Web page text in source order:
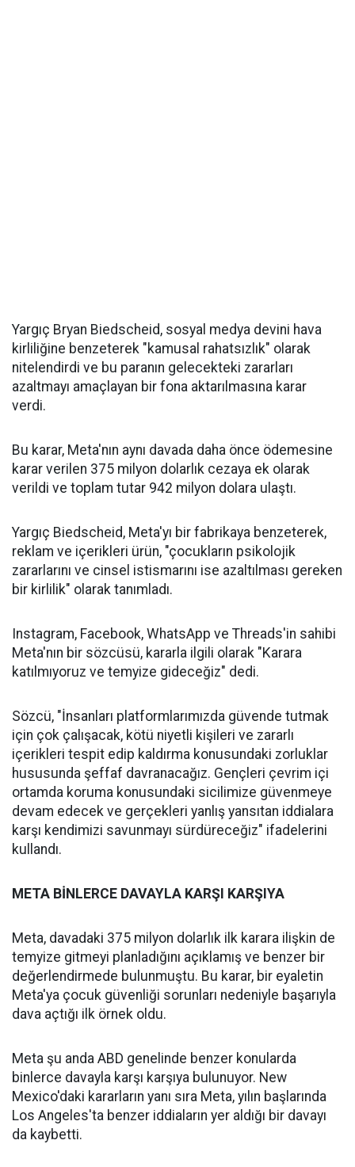
Yargıç Bryan Biedscheid, sosyal medya devini hava
kirliliğine benzeterek "kamusal rahatsızlık" olarak
nitelendirdi ve bu paranın gelecekteki zararları
azaltmayı amaçlayan bir fona aktarılmasına karar
verdi.
Bu karar, Meta'nın aynı davada daha önce ödemesine
karar verilen 375 milyon dolarlık cezaya ek olarak
verildi ve toplam tutar 942 milyon dolara ulaştı.
Yargıç Biedscheid, Meta'yı bir fabrikaya benzeterek,
reklam ve içerikleri ürün, "çocukların psikolojik
zararlarını ve cinsel istismarını ise azaltılması gereken
bir kirlilik" olarak tanımladı.
Instagram, Facebook, WhatsApp ve Threads'in sahibi
Meta'nın bir sözcüsü, kararla ilgili olarak "Karara
katılmıyoruz ve temyize gideceğiz" dedi.
Sözcü, "İnsanları platformlarımızda güvende tutmak
için çok çalışacak, kötü niyetli kişileri ve zararlı
içerikleri tespit edip kaldırma konusundaki zorluklar
hususunda şeffaf davranacağız. Gençleri çevrim içi
ortamda koruma konusundaki sicilimize güvenmeye
devam edecek ve gerçekleri yanlış yansıtan iddialara
karşı kendimizi savunmayı sürdüreceğiz" ifadelerini
kullandı.
META BİNLERCE DAVAYLA KARŞI KARŞIYA
Meta, davadaki 375 milyon dolarlık ilk karara ilişkin de
temyize gitmeyi planladığını açıklamış ve benzer bir
değerlendirmede bulunmuştu. Bu karar, bir eyaletin
Meta'ya çocuk güvenliği sorunları nedeniyle başarıyla
dava açtığı ilk örnek oldu.
Meta şu anda ABD genelinde benzer konularda
binlerce davayla karşı karşıya bulunuyor. New
Mexico'daki kararların yanı sıra Meta, yılın başlarında
Los Angeles'ta benzer iddiaların yer aldığı bir davayı
da kaybetti.